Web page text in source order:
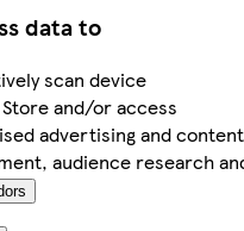
data to
scan device
and/or access
advertising and
audience research